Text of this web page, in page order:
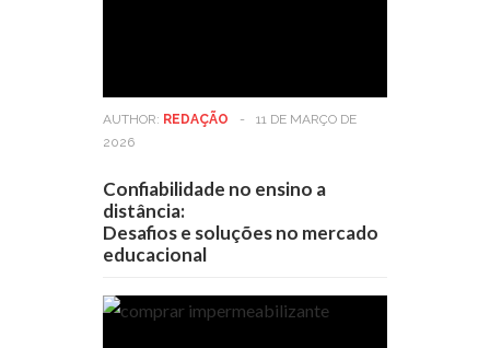
AUTHOR: REDAÇÃO -
11 DE MARÇO DE
2026
Confiabilidade no ensino a
distância:
Desafios e soluções no mercado
educacional